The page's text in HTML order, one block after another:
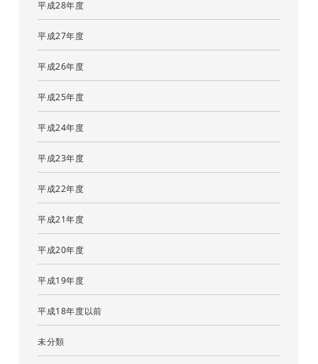
平成28年度
平成27年度
平成26年度
平成25年度
平成24年度
平成23年度
平成22年度
平成21年度
平成20年度
平成19年度
平成18年度以前
未分類